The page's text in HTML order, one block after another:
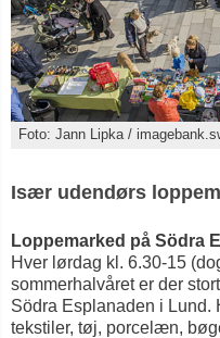
Foto: Jann Lipka /
Især udendørs
Loppemarked på Södra
Hver lørdag kl. 6.30-15
sommerhalvåret er der
Södra Esplanaden i Lund.
tekstiler, tøj, porcelæn,